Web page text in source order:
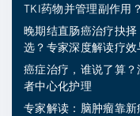
TKI药物并管理副作用？
晚期结直肠癌治疗抉
选？专家深度解读疗效
癌症治疗，谁说了算？
者中心化护理
专家解读：脑肿瘤靠